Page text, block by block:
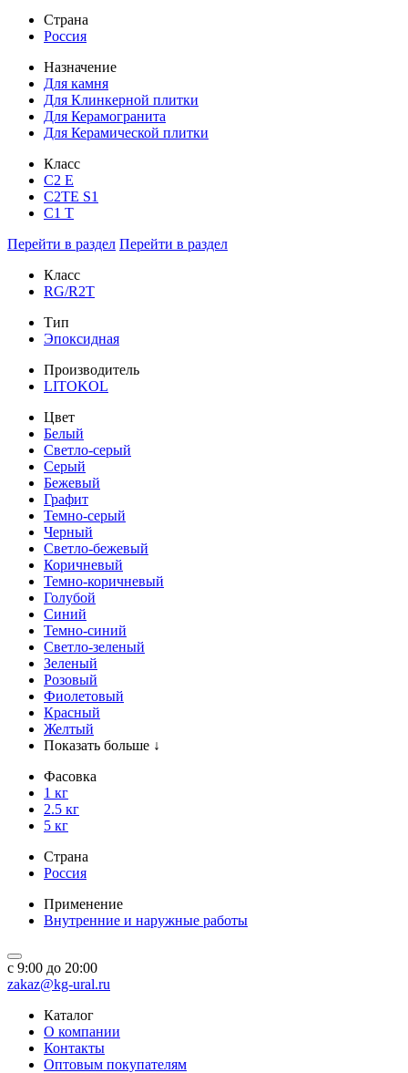
Страна
Россия
Назначение
Для камня
Для Клинкерной плитки
Для Керамогранита
Для Керамической плитки
Класс
С2 Е
C2TE S1
C1 T
Перейти в раздел Перейти в раздел
Класс
RG/R2T
Тип
Эпоксидная
Производитель
LITOKOL
Цвет
Белый
Светло-серый
Серый
Бежевый
Графит
Темно-серый
Черный
Светло-бежевый
Коричневый
Темно-коричневый
Голубой
Синий
Темно-синий
Светло-зеленый
Зеленый
Розовый
Фиолетовый
Красный
Желтый
Показать больше ↓
Фасовка
1 кг
2.5 кг
5 кг
Страна
Россия
Применение
Внутренние и наружные работы
c 9:00 до 20:00
zakaz@kg-ural.ru
Каталог
О компании
Контакты
Оптовым покупателям